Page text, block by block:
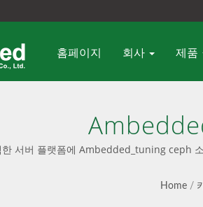
홈페이지 회사 제품
한 서버 플랫폼에 Ambedded_tuning ceph
화적인 UI와 통합됩니다. 또한 Ceph 컨설
Home /